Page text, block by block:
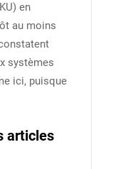
en
au moins
systèmes
ici, puisque
articles